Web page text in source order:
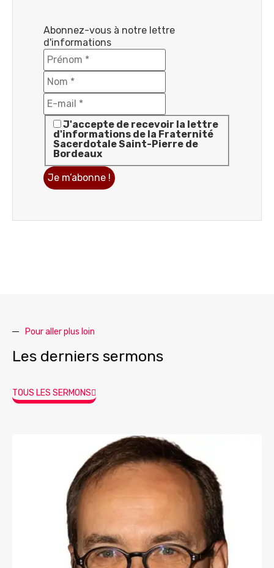
Abonnez-vous à notre lettre
d'informations
J'accepte de recevoir la lettre
d'informations de la Fraternité
Sacerdotale Saint-Pierre de
Bordeaux
Pour aller plus loin
Les derniers sermons
TOUS LES SERMONS